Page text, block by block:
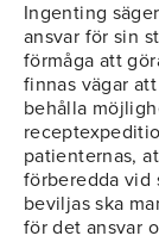
Ingenting
ansvar för sin
förmåga att
finnas vägar
behålla
patienternas,
förberedda vid
beviljas ska
för det ansvar